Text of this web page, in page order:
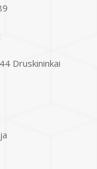
Druskininkai